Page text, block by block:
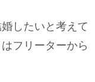
したいと考えて
フリーターから